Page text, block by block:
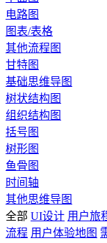
电路图
图表/表格
其他流程图
甘特图
基础思维导图
树状结构图
组织结构图
括号图
树形图
鱼骨图
时间轴
其他思维导图
全部 UI设计 用户旅
流程 用户体验地图